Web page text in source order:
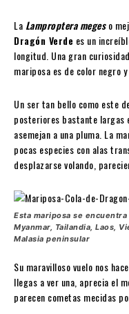
La Lamproptera megeso
Dragón Verde es un
longitud. Una gran
mariposa es de color negro y
Un ser tan bello como este
posteriores bastante largas
asemejan a una pluma. La
pocas especies con alas
desplazarse volando,
Esta mariposa se
Myanmar, Tailandia, Laos,
Malasia peninsular
Su maravilloso vuelo nos
llegas a ver una, aprecia el
parecen cometas mecidas